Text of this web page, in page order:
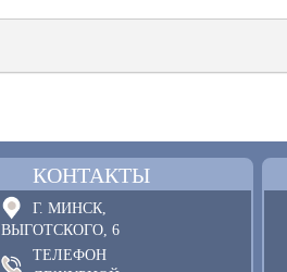
КОНТАКТЫ
Г. МИНСК,
ВЫГОТСКОГО, 6
ТЕЛЕФОН